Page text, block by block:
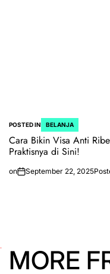
POSTED IN BELANJA
Cara Bikin Visa Anti
Praktisnya di Sini!
on September 22, 2025
MORE